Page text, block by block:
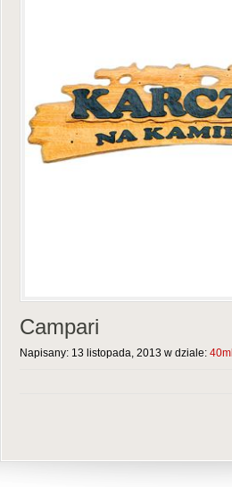
Campari
Napisany: 13 listopada, 2013 w dziale: 40ml